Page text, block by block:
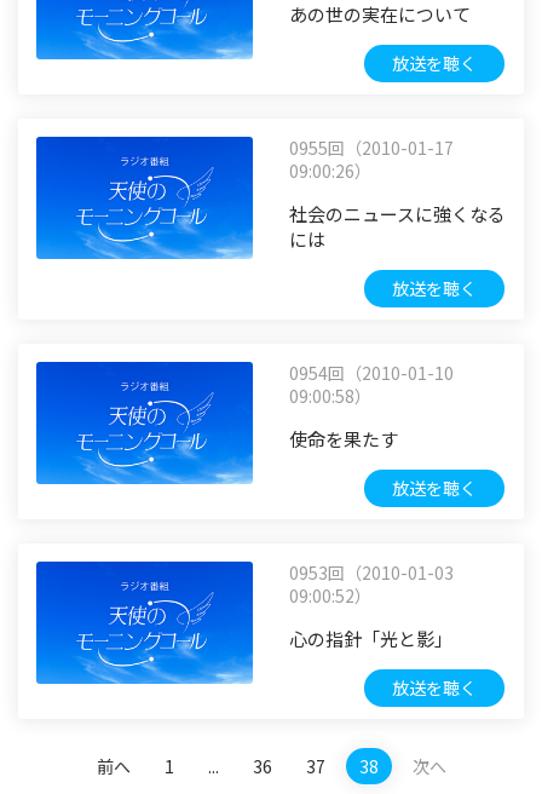
あの世の実在について
放送を聴く
0955回（2010-01-17
09:00:26）
社会のニュースに強くなる
には
放送を聴く
0954回（2010-01-10
09:00:58）
使命を果たす
放送を聴く
0953回（2010-01-03
09:00:52）
心の指針「光と影」
放送を聴く
前へ 1 ... 36 37 38 次へ